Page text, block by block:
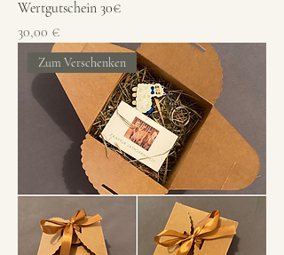
Wertgutschein 30€
Preis
30,00 €
Zum Verschenken